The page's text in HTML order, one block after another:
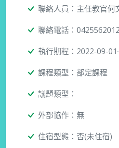
聯絡人員：主任教官何
聯絡電話：
執行期程：2022-09-
課程類型：部定課程
議題類型：
外部協作：無
住宿型態：否(未住宿)